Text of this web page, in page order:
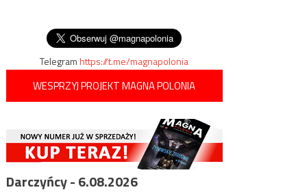
Telegramhttps://t.me/magnapolonia
WESPRZYJ PROJEKT MAGNA POLONIA
Darczyńcy - 6.08.2026